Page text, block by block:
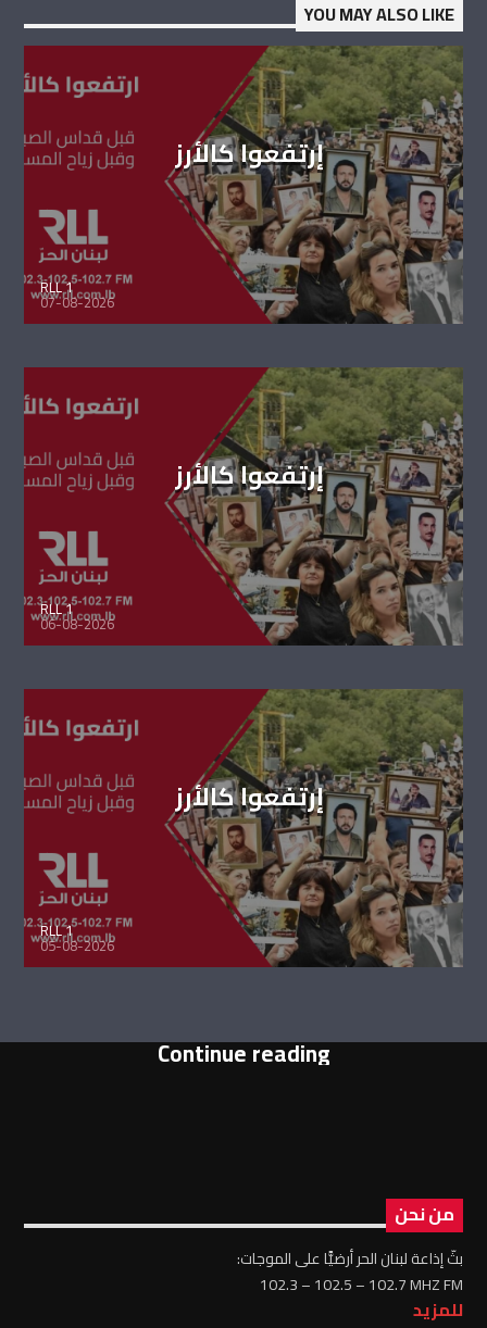
YOU MAY ALSO LIKE
إرتفعوا كالأرز
RLL 1
07-08-2026
إرتفعوا كالأرز
RLL 1
06-08-2026
إرتفعوا كالأرز
RLL 1
05-08-2026
Continue reading
من نحن
بثّ إذاعة لبنان الحر أرضيًّا على الموجات:
102.3 – 102.5 – 102.7 MHZ FM
للمزيد